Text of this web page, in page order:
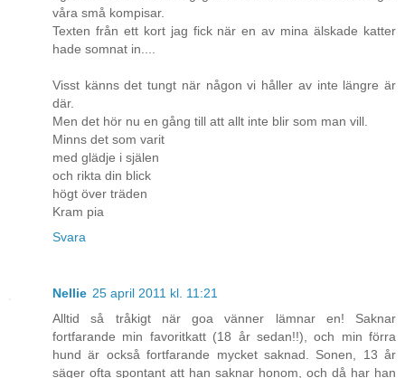
våra små kompisar.
Texten från ett kort jag fick när en av mina älskade katter
hade somnat in....
Visst känns det tungt när någon vi håller av inte längre är
där.
Men det hör nu en gång till att allt inte blir som man vill.
Minns det som varit
med glädje i själen
och rikta din blick
högt över träden
Kram pia
Svara
Nellie 25 april 2011 kl. 11:21
Alltid så tråkigt när goa vänner lämnar en! Saknar
fortfarande min favoritkatt (18 år sedan!!), och min förra
hund är också fortfarande mycket saknad. Sonen, 13 år
säger ofta spontant att han saknar honom, och då har han